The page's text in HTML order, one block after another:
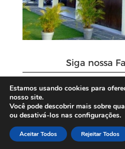
Siga nossa
Estamos usando cookies para
nosso site.
Você pode descobrir mais sobre
ou desativá-los nas configurações.
Aceitar Todos Rejeitar Todos